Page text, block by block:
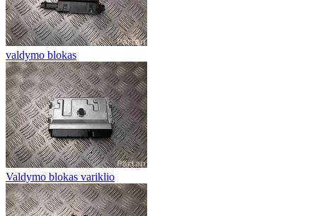
valdymo blokas
Valdymo blokas variklio